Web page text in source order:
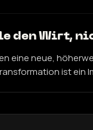
den Wirt,
eine neue,
ist ein